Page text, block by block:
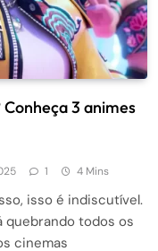
3 animes
1 4 Mins
isso é indiscutível.
quebrando todos os
cinemas